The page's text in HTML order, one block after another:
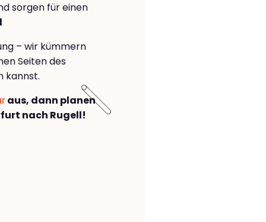
sorgen für einen
– wir kümmern
Seiten des
kannst.
aus, dann planen
nach Rugell!